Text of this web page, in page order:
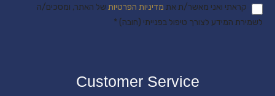
קראתי ואני מאשר/ת את מדיניות הפרטיות של האתר, ומסכים/ה
לשמירת המידע לצורך טיפול בפנייתי (חובה) *
Customer Service